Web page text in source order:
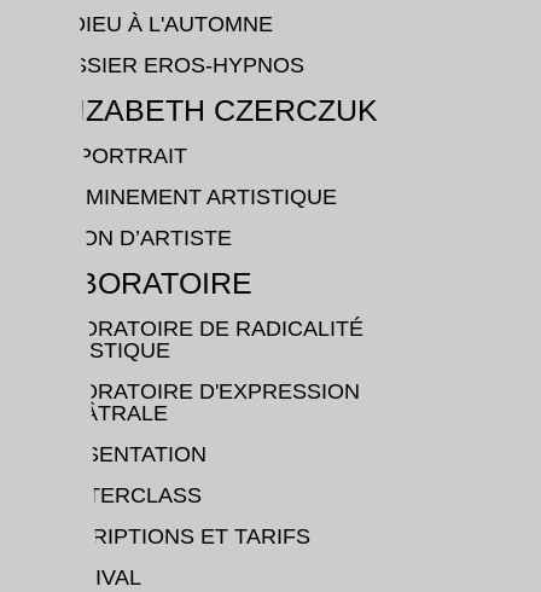
L'ADIEU À L'AUTOMNE
DOSSIER EROS-HYPNOS
ELIZABETH CZERCZUK
UN PORTRAIT
CHEMINEMENT ARTISTIQUE
VISION D’ARTISTE
LABORATOIRE
LABORATOIRE DE RADICALITÉ
ARTISTIQUE
LABORATOIRE D'EXPRESSION
THÉÂTRALE
PRÉSENTATION
MASTERCLASS
INSCRIPTIONS ET TARIFS
FESTIVAL